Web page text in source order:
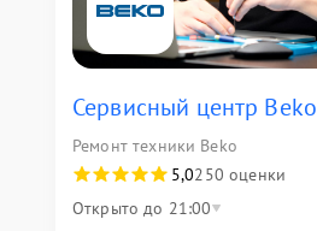
Сервисный центр Beko
Ремонт техники Beko
5,0250 оценки
Открыто до 21:00